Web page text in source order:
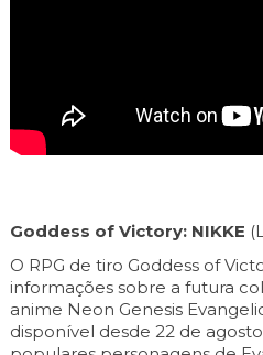
Goddess of Victory: NIKKE
O RPG de tiro Goddess of
informações sobre a futura
anime Neon Genesis
disponível desde 22 de